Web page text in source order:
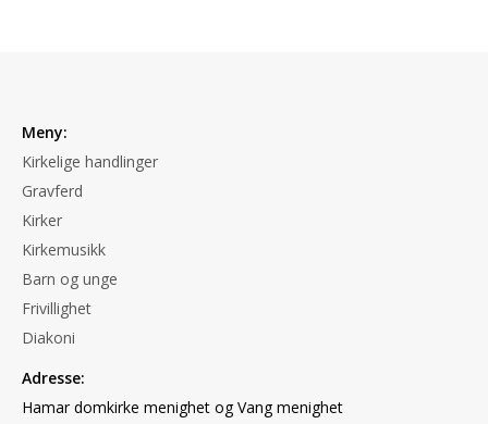
Meny:
Kirkelige handlinger
Gravferd
Kirker
Kirkemusikk
Barn og unge
Frivillighet
Diakoni
Adresse:
Hamar domkirke menighet og Vang menighet